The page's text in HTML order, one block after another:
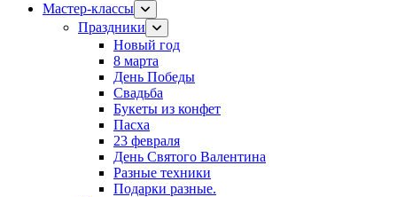
Мастер-классы
Праздники
Новый год
8 марта
День Победы
Свадьба
Букеты из конфет
Пасха
23 февраля
День Святого Валентина
Разные техники
Подарки разные.